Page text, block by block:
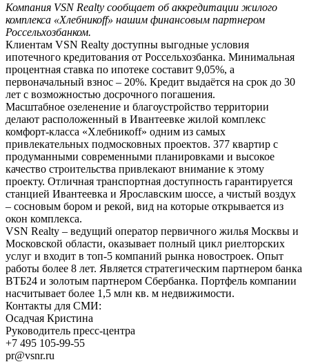
Компания VSN Realty сообщает об аккредитации жилого
комплекса «Хлебникоff» нашим финансовым партнером
Россельхозбанком.
Клиентам VSN Realty доступны выгодные условия
ипотечного кредитования от Россельхозбанка. Минимальная
процентная ставка по ипотеке составит 9,05%, а
первоначальный взнос – 20%. Кредит выдаётся на срок до 30
лет с возможностью досрочного погашения.
Масштабное озеленение и благоустройство территории
делают расположенный в Ивантеевке жилой комплекс
комфорт-класса «Хлебникоff» одним из самых
привлекательных подмосковных проектов. 377 квартир с
продуманными современными планировками и высокое
качество строительства привлекают внимание к этому
проекту. Отличная транспортная доступность гарантируется
станцией Ивантеевка и Ярославским шоссе, а чистый воздух
– сосновым бором и рекой, вид на которые открывается из
окон комплекса.
VSN Realty – ведущий оператор первичного жилья Москвы и
Московской области, оказывает полный цикл риелторских
услуг и входит в топ-5 компаний рынка новостроек. Опыт
работы более 8 лет. Является стратегическим партнером банка
ВТБ24 и золотым партнером Сбербанка. Портфель компании
насчитывает более 1,5 млн кв. м недвижимости.
Контакты для СМИ:
Осадчая Кристина
Руководитель пресс-центра
+7 495 105-99-55
pr@vsnr.ru